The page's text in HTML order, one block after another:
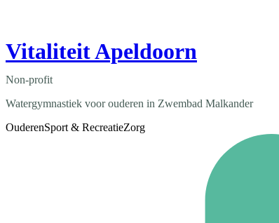
Vitaliteit Apeldoorn
Non-profit
Watergymnastiek voor ouderen in Zwembad Malkander
OuderenSport & RecreatieZorg